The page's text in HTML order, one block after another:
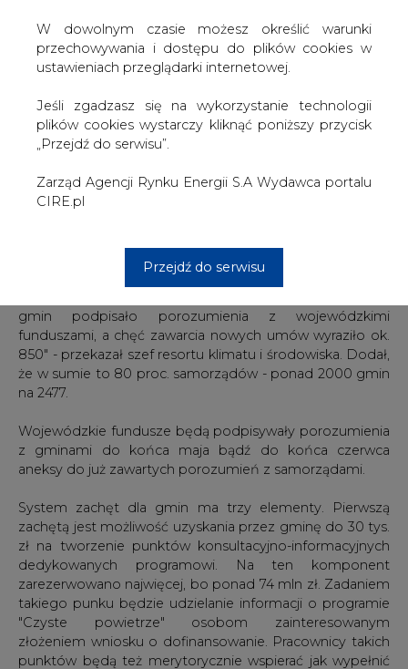
W dowolnym czasie możesz określić warunki
przechowywania i dostępu do plików cookies w
ustawieniach przeglądarki internetowej.
Jeśli zgadzasz się na wykorzystanie technologii
plików cookies wystarczy kliknąć poniższy przycisk
„Przejdź do serwisu”.
Zarząd Agencji Rynku Energii S.A Wydawca portalu
CIRE.pl
Przejdź do serwisu
wojewódzkimi funduszami ochrony środowiska będą
realizować program antysmogowy "Czyste powietrze".
przedstawiciele resortu poinformowali, że w ramach
promocji "Czystego powietrza" zadecydowano się
przekazać 100 mln zł w formie zachęt dla gmin, które
porozumienia dot. realizacji tego programu.
programie. Zaproponowany przez nas system zachęt
gmin podpisało porozumienia z wojewódzkimi
funduszami, a chęć zawarcia nowych umów wyraziło ok.
850" - przekazał szef resortu klimatu i środowiska. Dodał,
że w sumie to 80 proc. samorządów - ponad 2000 gmin
na 2477.
Wojewódzkie fundusze będą podpisywały porozumienia
z gminami do końca maja bądź do końca czerwca
aneksy do już zawartych porozumień z samorządami.
System zachęt dla gmin ma trzy elementy. Pierwszą
zachętą jest możliwość uzyskania przez gminę do 30 tys.
zł na tworzenie punktów konsultacyjno-informacyjnych
dedykowanych programowi. Na ten komponent
zarezerwowano najwięcej, bo ponad 74 mln zł. Zadaniem
takiego punku będzie udzielanie informacji o programie
"Czyste powietrze" osobom zainteresowanym
złożeniem wniosku o dofinansowanie. Pracownicy takich
punktów będą też merytorycznie wspierać jak wypełnić